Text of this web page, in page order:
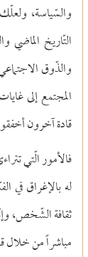
والسّياسة،
التّاريخ الماضي
والذّوق
المجتمع إلى
قادة آخرون
فالأمور الّتي
له بالإغراق في
ثقافة الشّخص،
مباشراً من خلال